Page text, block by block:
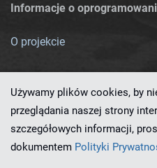
Informacje o
O projekcie
Ten serwis działa dzięki
Używamy plików cookies, by
przeglądania naszej strony
szczegółowych informacji,
dokumentem Polityki